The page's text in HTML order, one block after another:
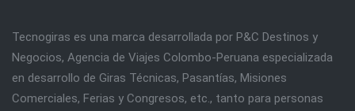
Tecnogiras es una marca desarrollada por P&C Destinos y
Negocios, Agencia de Viajes Colombo-Peruana especializada
en desarrollo de Giras Técnicas, Pasantías, Misiones
Comerciales, Ferias y Congresos, etc., tanto para personas